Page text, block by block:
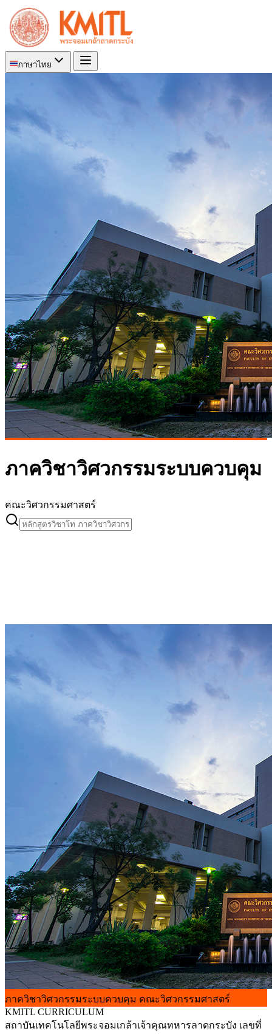
ภาษาไทย
ภาควิชาวิศวกรรมระบบควบคุม
คณะวิศวกรรมศาสตร์
ภาควิชาวิศวกรรมระบบควบคุม คณะวิศวกรรมศาสตร์
KMITL CURRICULUM
สถาบันเทคโนโลยีพระจอมเกล้าเจ้าคุณทหารลาดกระบัง เลขที่